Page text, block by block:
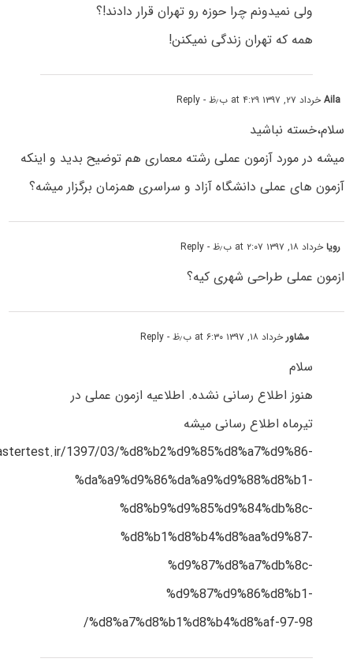
ولی نمیدونم چرا حوزه رو تهران قرار دادند!؟
همه که تهران زندگی نمیکنن!
Ailaخرداد ۲۷, ۱۳۹۷ at ۴:۲۹ ب٫ظ - Reply
سلام،خسته نباشید
میشه در مورد آزمون عملی رشته معماری هم توضیح بدید و اینکه
آزمون های عملی دانشگاه آزاد و سراسری همزمان برگزار میشه؟
رویاخرداد ۱۸, ۱۳۹۷ at ۲:۰۷ ب٫ظ - Reply
ازمون عملی طراحی شهری کیه؟
مشاور خرداد ۱۸, ۱۳۹۷ at ۶:۳۰ ب٫ظ - Reply
سلام
هنوز اطلاع رسانی نشده. اطلاعیه ازمون عملی در
تیرماه اطلاع رسانی میشه
1397/03/%d8%b2%d9%85%d8%a7%d9%86-
%da%a9%d9%86%da%a9%d9%88%d8%b1-
%d8%b9%d9%85%d9%84%db%8c-
%d8%b1%d8%b4%d8%aa%d9%87-
%d9%87%d8%a7%db%8c-
%d9%87%d9%86%d8%b1-
%d8%a7%d8%b1%d8%b4%d8%af-97-98/